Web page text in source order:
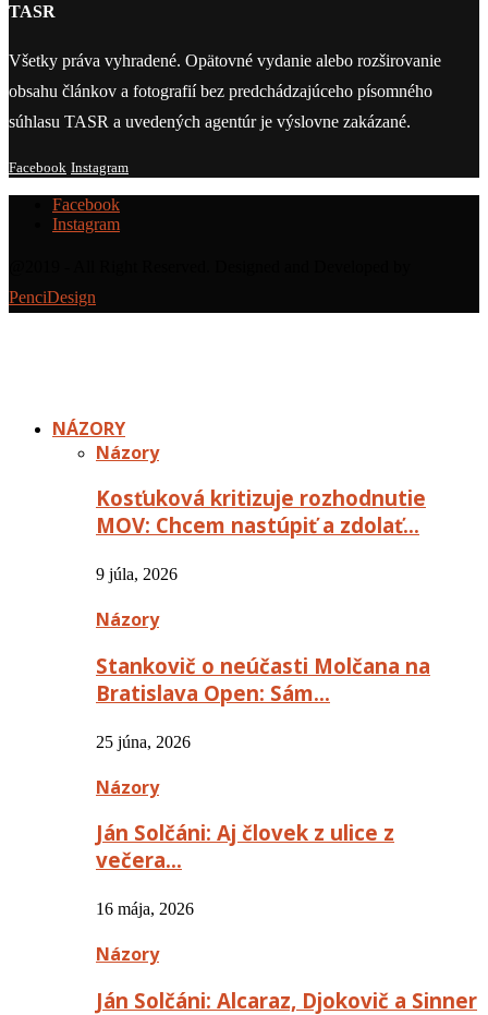
TASR
Všetky práva vyhradené. Opätovné vydanie alebo rozširovanie
obsahu článkov a fotografií bez predchádzajúceho písomného
súhlasu TASR a uvedených agentúr je výslovne zakázané.
Facebook Instagram
Facebook
Instagram
PenciDesign
NÁZORY
Názory
Kosťuková kritizuje rozhodnutie
MOV: Chcem nastúpiť a zdolať…
9 júla, 2026
Názory
Stankovič o neúčasti Molčana na
Bratislava Open: Sám…
25 júna, 2026
Názory
Ján Solčáni: Aj človek z ulice z
večera…
16 mája, 2026
Názory
Ján Solčáni: Alcaraz, Djokovič a Sinner